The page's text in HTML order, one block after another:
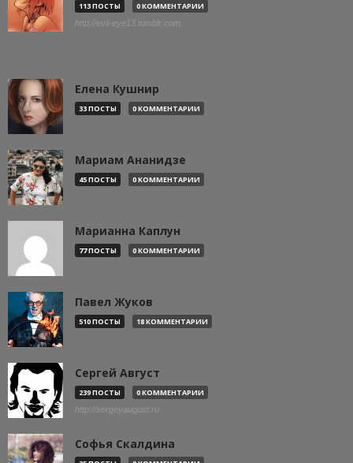
113 ПОСТЫ 0 КОММЕНТАРИИ
http://evil-eye13.tumblr.com
Елена Кушнир
33 ПОСТЫ 0 КОММЕНТАРИИ
Мариам Ананидзе
45 ПОСТЫ 0 КОММЕНТАРИИ
Марианна Каплун
77 ПОСТЫ 0 КОММЕНТАРИИ
Павел Жуков
510 ПОСТЫ 18 КОММЕНТАРИИ
Сергей Август
239 ПОСТЫ 0 КОММЕНТАРИИ
http://sergeyaugust.ru
Софья Скалдина